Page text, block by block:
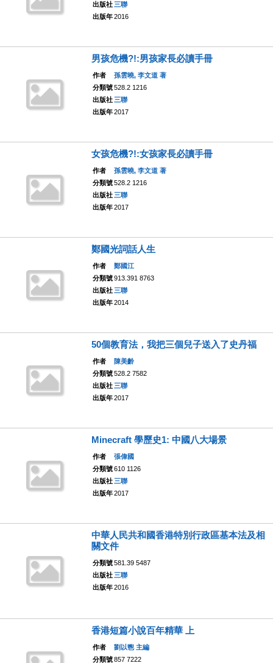
出版社 三聯
出版年2016
男孩危機?!:男孩家長必讀手冊
作者
孫雲曉, 李文道 著
分類號528.2 1216
出版社 三聯
出版年2017
女孩危機?!:女孩家長必讀手冊
作者
孫雲曉, 李文道 著
分類號528.2 1216
出版社 三聯
出版年2017
鄭國光詞話人生
作者
鄭國江
分類號913.391 8763
出版社 三聯
出版年2014
50個教育法，我把三個兒子送入了史丹福
作者
陳美齡
分類號528.2 7582
出版社 三聯
出版年2017
Minecraft 學歷史1: 中國八大場景
作者
張偉國
分類號610 1126
出版社 三聯
出版年2017
中華人民共和國香港特別行政區基本法及相
關文件
分類號581.39 5487
出版社 三聯
出版年2016
香港短篇小說百年精華 上
作者
劉以鬯 主編
分類號857 7222